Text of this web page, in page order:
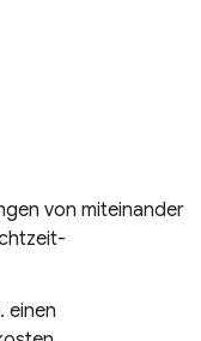
von miteinander
einen